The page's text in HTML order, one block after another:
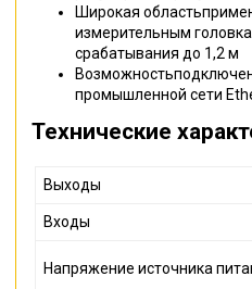
Широкая
измерительным
срабатывания до 1,2 м
промышленной сети
Технические
Выходы
Входы
Напряжение источника